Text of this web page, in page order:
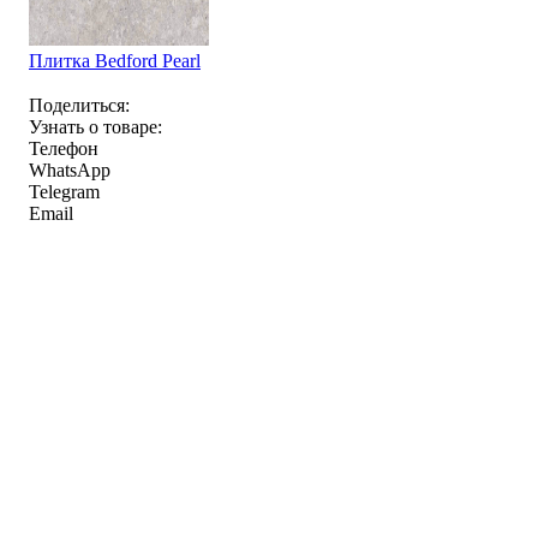
Плитка Bedford Pearl
Поделиться:
Узнать о товаре:
Телефон
WhatsApp
Telegram
Email